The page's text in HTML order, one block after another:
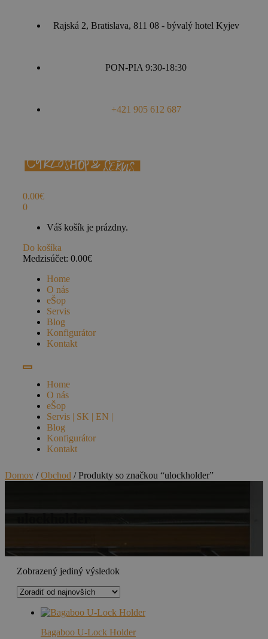
Rajská 2, Bratislava, 811 08 - bývalý hotel Kyjev
PON-PIA 9:30-18:30
+421 905 612 687
0.00€
0
Váš košík je prázdny.
Do košíka
Medzisúčet: 0.00€
Home
O nás
eŠop
Servis
Blog
Konfigurátor
Kontakt
Home
O nás
eŠop
Servis | SK | EN |
Blog
Konfigurátor
Kontakt
Domov /Obchod / Produkty so značkou “ulockholder”
Zobrazený jediný výsledok
Bagaboo U-Lock Holder